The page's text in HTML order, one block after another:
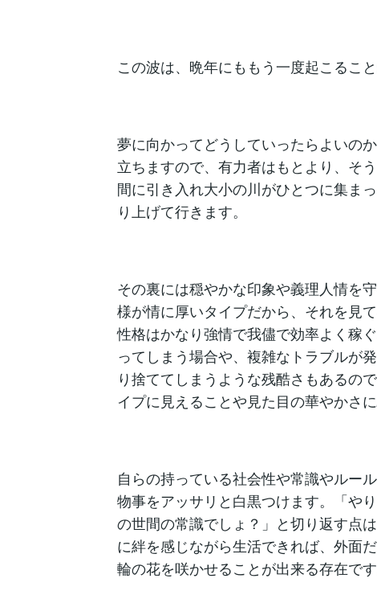
この波は、晩年にももう一度起こるこ
夢に向かってどうしていったらよいの
立ちますので、有力者はもとより、そ
間に引き入れ大小の川がひとつに集ま
り上げて行きます。
その裏には穏やかな印象や義理人情を
様が情に厚いタイプだから、それを見
性格はかなり強情で我儘で効率よく稼
ってしまう場合や、複雑なトラブルが
り捨ててしまうような残酷さもあるの
イプに見えることや見た目の華やかさ
自らの持っている社会性や常識やルー
物事をアッサリと白黒つけます。「や
の世間の常識でしょ？」と切り返す点
に絆を感じながら生活できれば、外面
輪の花を咲かせることが出来る存在です